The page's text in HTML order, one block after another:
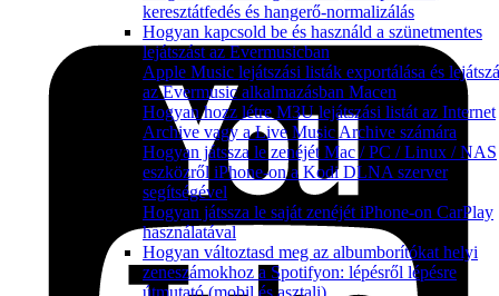
keresztátfedés és hangerő-normalizálás
Hogyan kapcsold be és használd a szünetmentes
lejátszást az Evermusicban
Apple Music lejátszási listák exportálása és
az Evermusic alkalmazásban Macen
Hogyan hozz létre M3U lejátszási listát az Internet
Archive vagy a Live Music Archive számára
Hogyan játssza le zenéjét Mac / PC / Linux / NAS
eszközről iPhone-on a Kodi DLNA szerver
segítségével
Hogyan játssza le saját zenéjét iPhone-on CarPlay
használatával
Hogyan változtasd meg az albumborítókat helyi
zeneszámokhoz a Spotifyon: lépésről lépésre
útmutató (mobil és asztali)